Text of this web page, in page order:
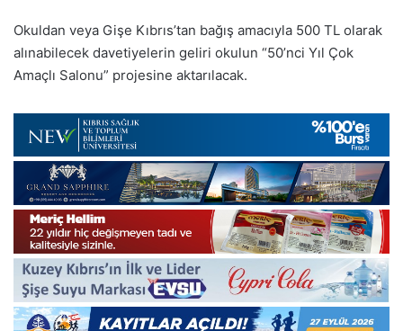
Okuldan veya Gişe Kıbrıs’tan bağış amacıyla 500 TL olarak
alınabilecek davetiyelerin geliri okulun “50’nci Yıl Çok
Amaçlı Salonu” projesine aktarılacak.